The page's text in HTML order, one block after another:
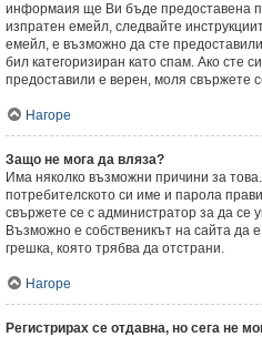
информаия ще Ви бъде предоставена
изпратен емейл, следвайте
емейл, е възможно да сте
бил категоризиран като спам. Ако сте
предоставили е верен, моля свържете
Нагоре
Защо не мога да вляза?
Има няколко възможни причини за
потребителското си име и парола
свържете се с администратор за да се
Възможно е собственикът на сайта да
грешка, която трябва да отстрани.
Нагоре
Регистрирах се отдавна, но сега не